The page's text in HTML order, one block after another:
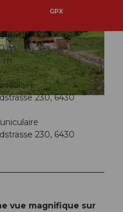
© Schwyz Tourismus, Ferien- und Ausflugsregi
on Schwyz
GPX
km
m
m
230, 6430
230, 6430
vue magnifique sur